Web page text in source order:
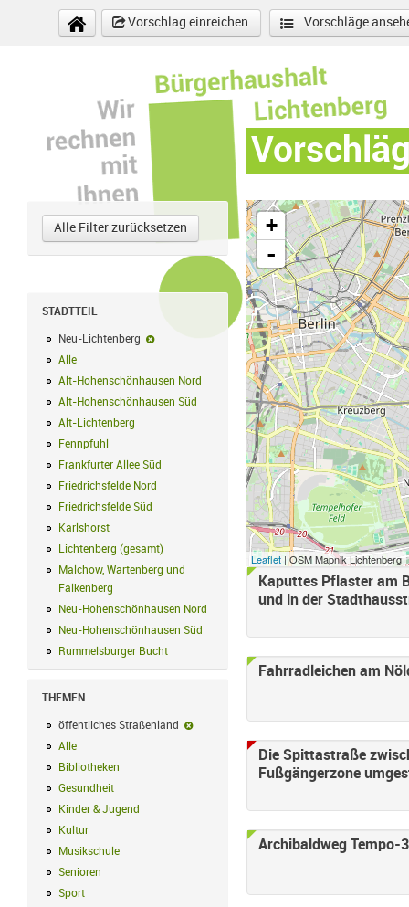
Direkt zum Inhalt
Vorschlag einreichen
Vorschläge
Alle Filter zurücksetzen
STADTTEIL
Neu-Lichtenberg
Neu-Lichtenberg-Filter entfernen
Alle
Alt-Hohenschönhausen Nord
Alt-Hohenschönhausen Nord Filter
Alt-Hohenschönhausen Süd
Alt-Hohenschönhausen Süd Filter
Alt-Lichtenberg Alt-Lichtenberg Filter anwenden
Fennpfuhl
Frankfurter Allee Süd
Frankfurter Allee Süd Filter anwenden
Friedrichsfelde Nord
Friedrichsfelde Nord Filter anwenden
Friedrichsfelde Süd
Friedrichsfelde Süd Filter anwenden
Karlshorst
Lichtenberg (gesamt) Lichtenberg (gesamt) Filter anwenden
Malchow, Wartenberg und
Falkenberg Malchow, Wartenberg und Falkenberg Filter anwenden
Neu-Hohenschönhausen Nord
Neu-Hohenschönhausen Süd
Rummelsburger Bucht
THEMEN
öffentliches Straßenland
öffentliches Straßenland-Filter entfernen
Alle
Bibliotheken Bibliotheken Filter anwenden
Gesundheit
Kinder & Jugend
Kinder & Jugend Filter anwenden
Kultur
Musikschule Musikschule Filter anwenden
Senioren
Sport
+
-
Leaflet | OSM Mapnik Lichtenberg
Kaputtes Pflaster am
und in der
Fahrradleichen am
Die Spittastraße
Fußgängerzone
Archibaldweg Tempo-
Seiten